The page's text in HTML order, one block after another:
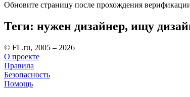
Обновите страницу после прохождения
Теги: нужен дизайнер, ищу
© FL.ru, 2005 – 2026
О проекте
Правила
Безопасность
Помощь